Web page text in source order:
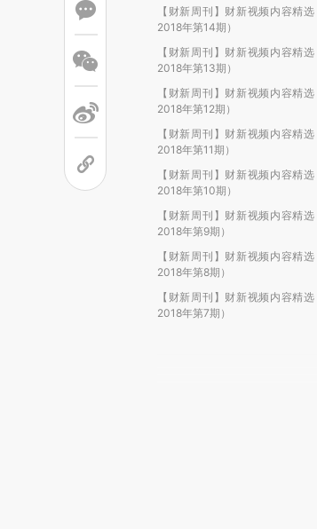
【财新周刊】财新视频内容精选
2018年第14期）
【财新周刊】财新视频内容精选
2018年第13期）
【财新周刊】财新视频内容精选
2018年第12期）
【财新周刊】财新视频内容精选
2018年第11期）
【财新周刊】财新视频内容精选
2018年第10期）
【财新周刊】财新视频内容精选
2018年第9期）
【财新周刊】财新视频内容精选
2018年第8期）
【财新周刊】财新视频内容精选
2018年第7期）